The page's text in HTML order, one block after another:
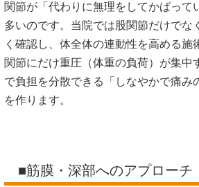
関節が「代わりに無理をしてかばって
多いのです。当院では股関節だけでな
く確認し、体全体の連動性を高める施
関節にだけ重圧（体重の負荷）が集中
で負担を分散できる「しなやかで痛み
を作ります。
■筋膜・深部へのアプローチ